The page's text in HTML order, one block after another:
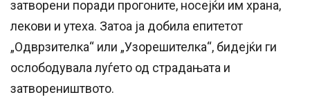
затворени поради прогоните, носејќи им храна,
лекови и утеха. Затоа ја добила епитетот
„Одврзителка“ или „Узорешителка“, бидејќи ги
ослободувала луѓето од страдањата и
затвореништвото.